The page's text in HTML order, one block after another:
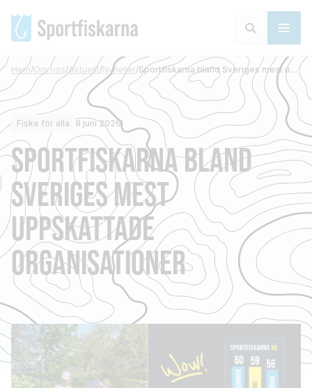
Hem/Om oss/Aktuellt/Nyheter/ Sportfiskarna bland Sveriges mest uppskattade organisationer
Fiske för alla 8 juni 2026
SPORTFISKARNA BLAND
SVERIGES MEST
UPPSKATTADE
ORGANISATIONER